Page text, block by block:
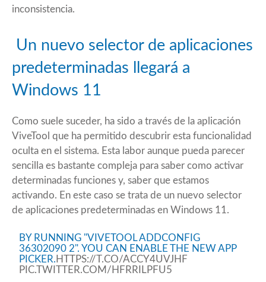
inconsistencia.
Un nuevo selector de aplicaciones
predeterminadas llegará a
Windows 11
Como suele suceder, ha sido a través de la aplicación
ViveTool que ha permitido descubrir esta funcionalidad
oculta en el sistema. Esta labor aunque pueda parecer
sencilla es bastante compleja para saber como activar
determinadas funciones y, saber que estamos
activando. En este caso se trata de un nuevo selector
de aplicaciones predeterminadas en Windows 11.
BY RUNNING "VIVETOOL ADDCONFIG
36302090 2". YOU CAN ENABLE THE NEW APP
PICKER. HTTPS://T.CO/ACCY4UVJHF
PIC.TWITTER.COM/HFRRILPFU5